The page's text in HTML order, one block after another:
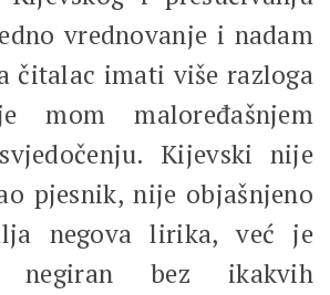
vrednovanje i nadam
čitalac imati više razloga
mom maloređašnjem
Kijevski nije
pjesnik, nije objašnjeno
negova lirika, već je
negiran bez ikakvih